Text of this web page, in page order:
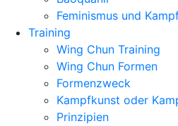
Feminismus und
Training
Wing Chun Training
Wing Chun Formen
Formenzweck
Kampfkunst oder
Prinzipien